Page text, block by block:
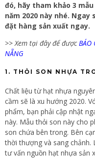
đó, hãy tham khảo 3
năm 2020 này nhé.
đặt hàng sản xuất ngay.
>>Xem tại đây để đượcBÁO
NẴNG
1. THỎI SON NHỰA
Chất liệu từ hạt nhựa
cầm sẽ là xu hướng 2020.
phẩm, bạn phải cập nhật
này. Mẫu thỏi son này cho
son chứa bên trong. Bên
thời thượng và sang chảnh.
tư vấn nguồn hạt nhựa sản